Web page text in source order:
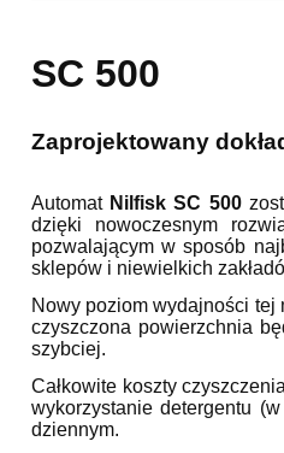
SC 500
Zaprojektowany
Automat Nilfisk SC 500
dzięki nowoczesnym
pozwalającym w sposób
sklepów i niewielkich
Nowy poziom wydajności tej
czyszczona powierzchnia
szybciej.
Całkowite koszty
wykorzystanie detergentu
dziennym.